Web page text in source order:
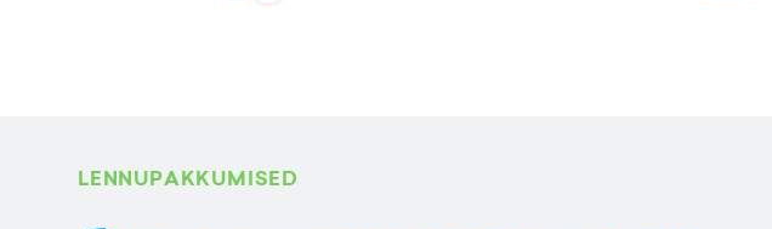
LENNUPAKKUMISED